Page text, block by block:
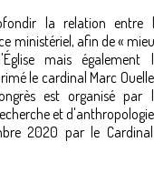
la relation entre
ministériel, afin de «
mais également
le cardinal Marc
est organisé par
et
2020 par le